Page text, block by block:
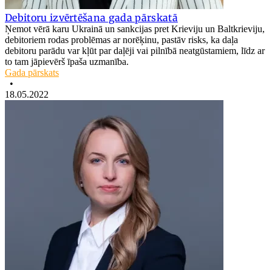
Debitoru izvērtēšana gada pārskatā
Ņemot vērā karu Ukrainā un sankcijas pret Krieviju un Baltkrieviju,
debitoriem rodas problēmas ar norēķinu, pastāv risks, ka daļa
debitoru parādu var kļūt par daļēji vai pilnībā neatgūstamiem, līdz ar
to tam jāpievērš īpaša uzmanība.
Gada pārskats
•
18.05.2022